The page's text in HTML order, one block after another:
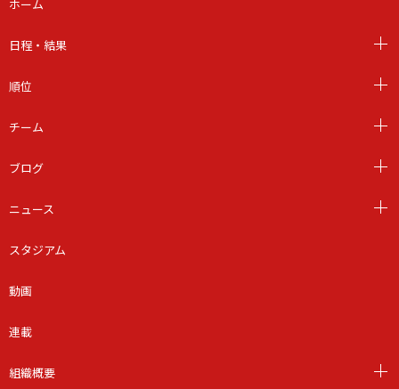
ホーム
日程・結果
順位
チーム
ブログ
ニュース
スタジアム
動画
連載
組織概要